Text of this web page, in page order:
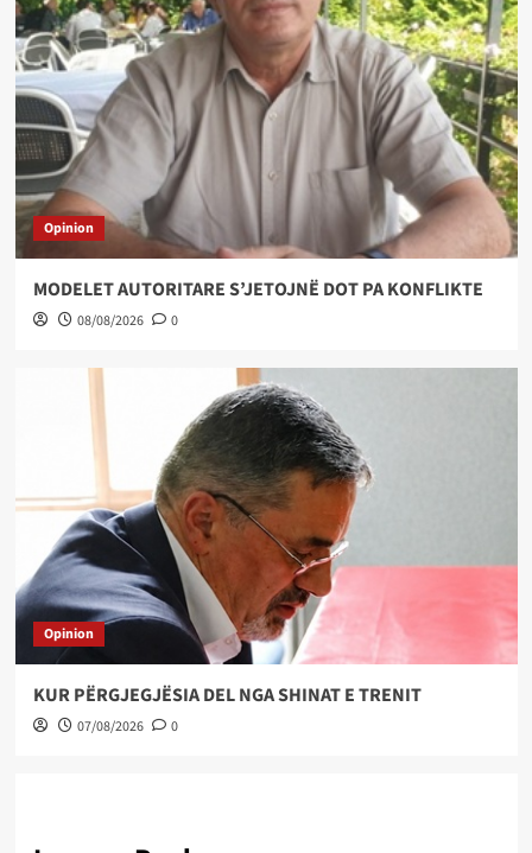
Opinion
MODELET AUTORITARE S’JETOJNË DOT PA KONFLIKTE
08/08/2026 0
Opinion
KUR PËRGJEGJËSIA DEL NGA SHINAT E TRENIT
07/08/2026 0